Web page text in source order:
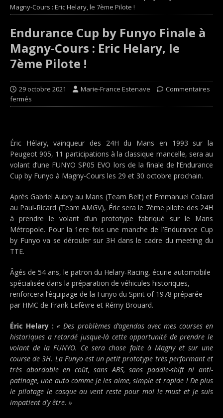
Magny-Cours : Eric Helary, le 7ème Pilote !
Endurance Cup by Funyo Finale à
Magny-Cours : Eric Helary, le
7ème Pilote !
29 octobre 2021 Marie-France Estenave
Commentaires
fermés
Éric Hélary, vainqueur des 24H du Mans en 1993 sur la
Peugeot 905, 11 participations à la classique mancelle, sera au
volant d’une FUNYO SP05 EVO lors de la finale de l’Endurance
Cup by Funyo à Magny-Cours les 29 et 30 octobre prochain.
Après Gabriel Aubry au Mans (Team Belt) et Emmanuel Collard
au Paul-Ricard (Team AMGV), Éric sera le 7ème pilote des 24H
à prendre le volant d’un prototype fabriqué sur le Mans
Métropole. Pour la 1ere fois une manche de l’Endurance Cup
by Funyo va se dérouler sur 3H dans le cadre du meeting du
TTE.
Âgés de 54 ans, le patron du Helary-Racing, écurie automobile
spécialisée dans la préparation de véhicules historiques,
renforcera l’équipage de la Funyo du Spirit of 1978 préparée
par HMC de Frank Lefèvre et Rémy Brouard.
Éric Helary : « Des problèmes d’agendas avec mes courses en
historiques a retardé jusque-là cette opportunité de prendre le
volant de la FUNYO. Ce sera chose faite à Magny et sur une
course de 3H. La Funyo est un petit prototype très performant et
très abordable en coût, sans ABS, sans paddle-shift ni anti-
patinage, une auto comme je les aime, simple et rapide ! De plus
le pilotage le casque au vent reste pour moi le must et je suis
impatient d’y être. »